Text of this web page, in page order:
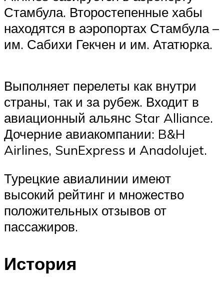
Стамбула. Второстепенные хабы
находятся в аэропортах Стамбула –
им. Сабихи Гекчен и им. Ататюрка.
Выполняет перелеты как внутри
страны, так и за рубеж. Входит в
авиационный альянс Star Alliance.
Дочерние авиакомпании: B&H
Airlines, SunExpress и Anadolujet.
Турецкие авиалинии имеют
высокий рейтинг и множество
положительных отзывов от
пассажиров.
История